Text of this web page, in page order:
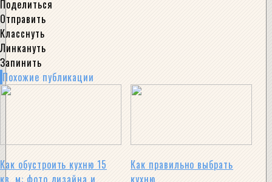
Поделиться
Отправить
Класснуть
Линкануть
Запинить
Похожие публикации
Как обустроить кухню 15
кв. м: фото дизайна и
Как правильно выбрать
кухню